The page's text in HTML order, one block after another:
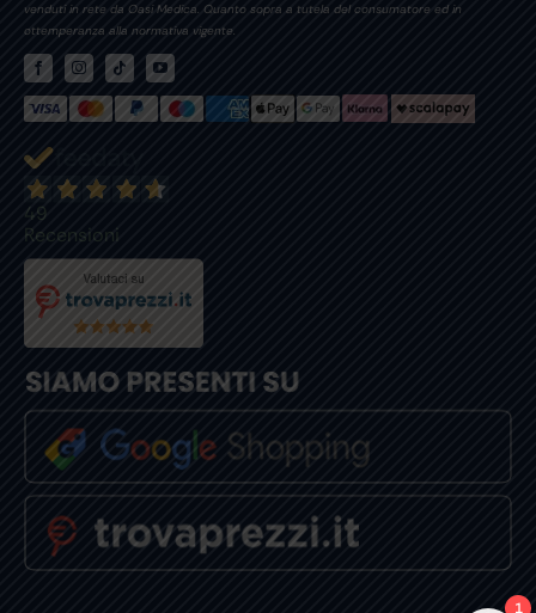
venduti in rete da Oasi Medica. Quanto sopra a tutela del consumatore ed in
ottemperanza alla normativa vigente.
49
Recensioni
1